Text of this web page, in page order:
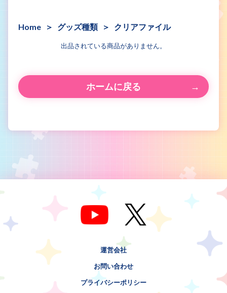
Home グッズ種類 クリアファイル
出品されている商品がありません。
ホームに戻る
運営会社
お問い合わせ
プライバシーポリシー